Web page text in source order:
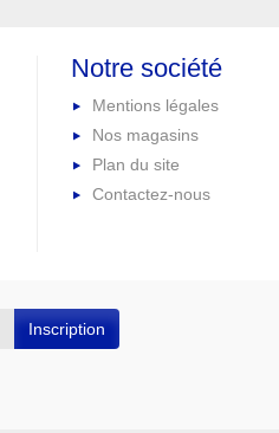
Notre société
Mentions légales
Nos magasins
Plan du site
Contactez-nous